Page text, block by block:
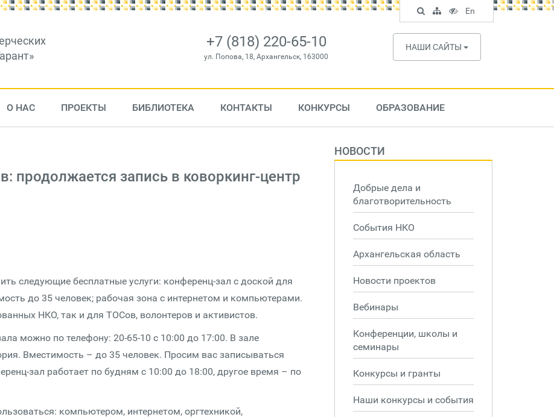
+7 (818) 220-65-10
ул. Попова, 18, Архангельск, 163000
НАШИ САЙТЫ
О НАС ПРОЕКТЫ БИБЛИОТЕКА КОНТАКТЫ КОНКУРСЫ ОБРАЗОВАНИЕ
продолжается запись в коворкинг-центр
следующие бесплатные услуги: конференц-зал с доской для
до 35 человек; рабочая зона с интернетом и компьютерами.
НКО, так и для ТОСов, волонтеров и активистов.
можно по телефону: 20-65-10 с 10:00 до 17:00. В зале
Вместимость – до 35 человек. Просим вас записываться
зал работает по будням с 10:00 до 18:00, другое время – по
компьютером, интернетом, оргтехникой,
НОВОСТИ
Добрые дела и
благотворительность
События НКО
Архангельская область
Новости проектов
Вебинары
Конференции, школы и
семинары
Конкурсы и гранты
Наши конкурсы и события
Поиск
по
сайту
Карта
сайта
Версия
для
слабовидящих
En
English